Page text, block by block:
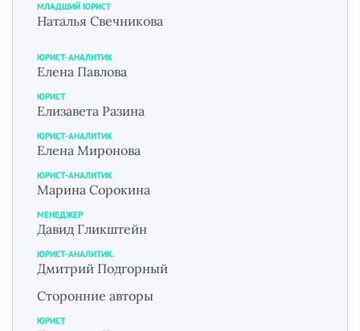
МЛАДШИЙ ЮРИСТ
Наталья Свечникова
ЮРИСТ-АНАЛИТИК
Елена Павлова
ЮРИСТ
Елизавета Разина
ЮРИСТ-АНАЛИТИК
Елена Миронова
ЮРИСТ-АНАЛИТИК
Марина Сорокина
МЕНЕДЖЕР
Давид Гликштейн
ЮРИСТ-АНАЛИТИК.
Дмитрий Подгорный
Сторонние авторы
ЮРИСТ